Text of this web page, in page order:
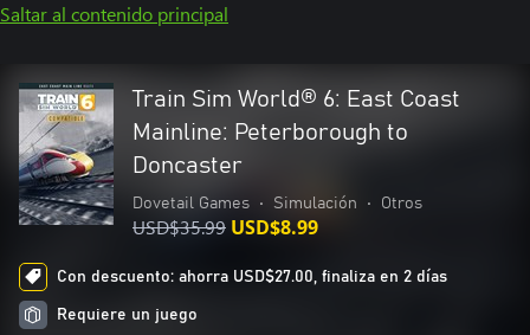
Saltar al contenido principal
Train Sim World® 6: East Coast
Mainline: Peterborough to
Doncaster
Dovetail Games • Simulación • Otros
USD$35.99 USD$8.99
Con descuento: ahorra USD$27.00, finaliza en 2 días
Requiere un juego